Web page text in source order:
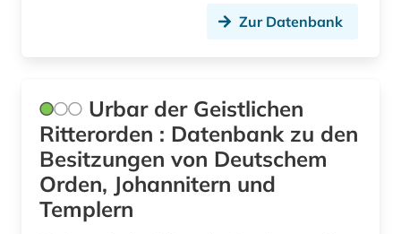
Zur Datenbank
Urbar der Geistlichen
Ritterorden : Datenbank zu den
Besitzungen von Deutschem
Orden, Johannitern und
Templern